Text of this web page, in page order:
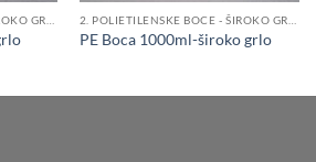
PE Boca 1000ml-široko grlo